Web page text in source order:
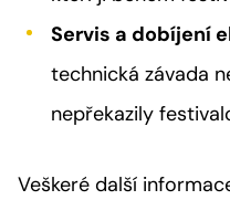
Servis a dobíjení
technická závada
nepřekazily
Veškeré další